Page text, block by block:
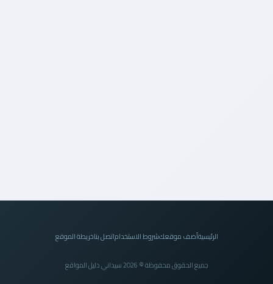
الرئيسيةأضف موقعكشروط الاستخداماتصل بناخريطة الموقع
جميع الحقوق محفوظة © 2026 سيداني دليل المواقع